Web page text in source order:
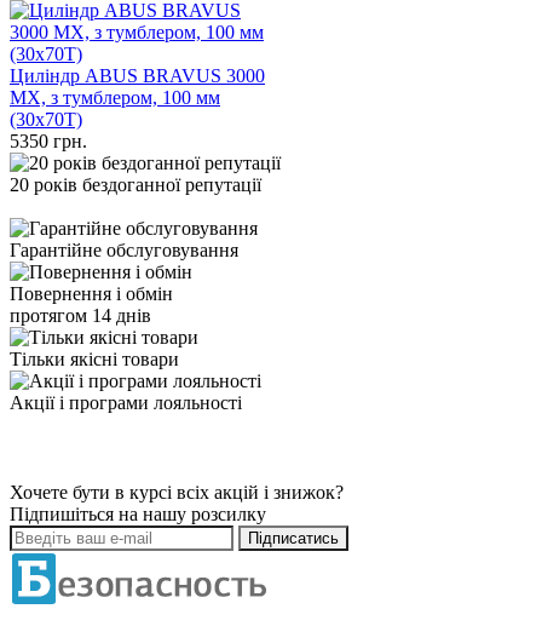
Циліндр ABUS BRAVUS 3000
MX, з тумблером, 100 мм
(30х70T)
5350 грн.
20 років бездоганної репутації
Гарантійне обслуговування
Повернення і обмін
протягом 14 днів
Тільки якісні товари
Акції і програми лояльності
Хочете бути в курсі всіх акцій і знижок?
Підпишіться на нашу розсилку
Підписатись